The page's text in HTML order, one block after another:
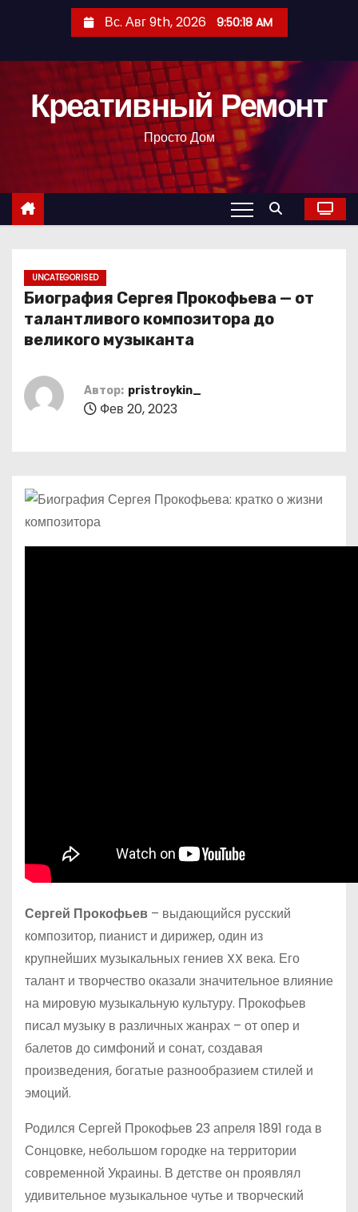
с
Вс. Авг 9th, 2026 9:50:19 AM
Креативный Ремонт
Просто Дом
UNCATEGORISED
Биография Сергея Прокофьева — от
талантливого композитора до
великого музыканта
Автор: pristroykin_
Фев 20, 2023
Сергей Прокофьев – выдающийся русский
композитор, пианист и дирижер, один из
крупнейших музыкальных гениев XX века. Его
талант и творчество оказали значительное влияние
на мировую музыкальную культуру. Прокофьев
писал музыку в различных жанрах – от опер и
балетов до симфоний и сонат, создавая
произведения, богатые разнообразием стилей и
эмоций.
Родился Сергей Прокофьев 23 апреля 1891 года в
Сонцовке, небольшом городке на территории
современной Украины. В детстве он проявлял
удивительное музыкальное чутье и творческий